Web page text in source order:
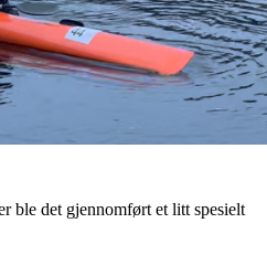
ble det gjennomført et litt spesielt